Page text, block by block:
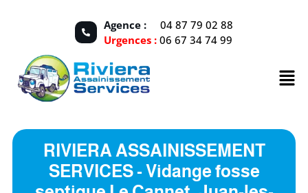
Agence :
04 87 79 02 88
Urgences : 06 67 34 74 99
RIVIERA ASSAINISSEMENT
SERVICES - Vidange fosse